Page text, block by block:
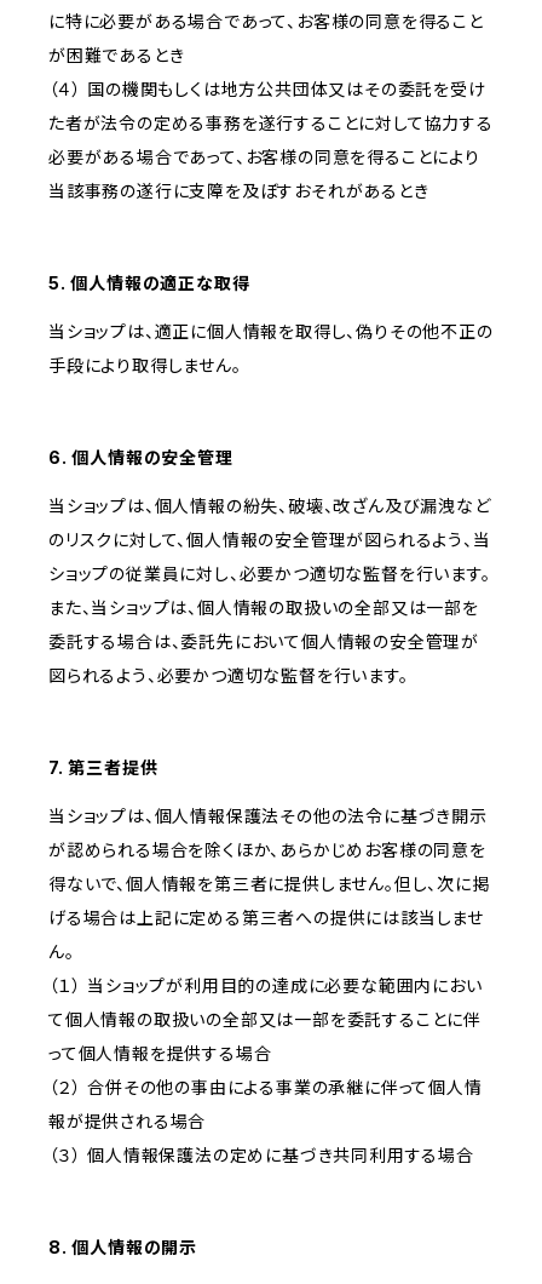
に特に必要がある場合であって、お客様の同意を得ること
が困難であるとき
（４） 国の機関もしくは地方公共団体又はその委託を受け
た者が法令の定める事務を遂行することに対して協力する
必要がある場合であって、お客様の同意を得ることにより
当該事務の遂行に支障を及ぼすおそれがあるとき
5. 個人情報の適正な取得
当ショップは、適正に個人情報を取得し、偽りその他不正の
手段により取得しません。
6. 個人情報の安全管理
当ショップは、個人情報の紛失、破壊、改ざん及び漏洩など
のリスクに対して、個人情報の安全管理が図られるよう、当
ショップの従業員に対し、必要かつ適切な監督を行います。
また、当ショップは、個人情報の取扱いの全部又は一部を
委託する場合は、委託先において個人情報の安全管理が
図られるよう、必要かつ適切な監督を行います。
7. 第三者提供
当ショップは、個人情報保護法その他の法令に基づき開示
が認められる場合を除くほか、あらかじめお客様の同意を
得ないで、個人情報を第三者に提供しません。但し、次に掲
げる場合は上記に定める第三者への提供には該当しませ
ん。
（１） 当ショップが利用目的の達成に必要な範囲内におい
て個人情報の取扱いの全部又は一部を委託することに伴
って個人情報を提供する場合
（２） 合併その他の事由による事業の承継に伴って個人情
報が提供される場合
（３） 個人情報保護法の定めに基づき共同利用する場合
8. 個人情報の開示